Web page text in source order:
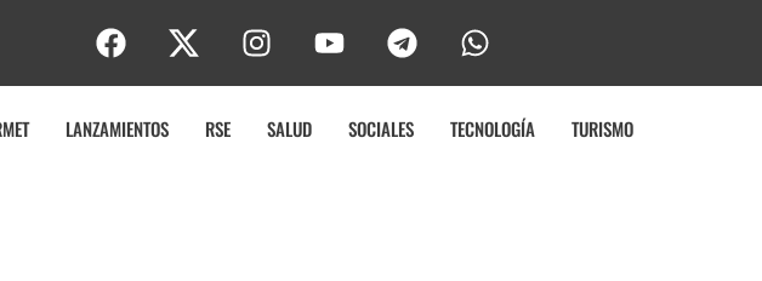
LANZAMIENTOS RSE SALUD SOCIALES TECNOLOGÍA TURISMO